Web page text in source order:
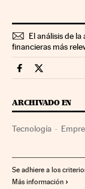
El análisis de
financieras más
Companias
ARCHIVADO EN
Tecnología
Se adhiere a los
Más información